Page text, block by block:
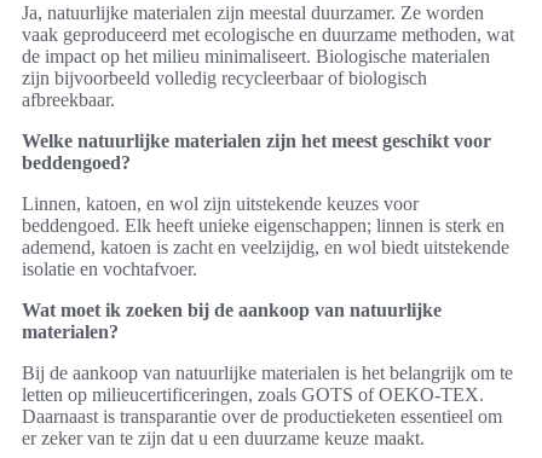
Ja, natuurlijke materialen zijn meestal duurzamer. Ze worden
vaak geproduceerd met ecologische en duurzame methoden, wat
de impact op het milieu minimaliseert. Biologische materialen
zijn bijvoorbeeld volledig recycleerbaar of biologisch
afbreekbaar.
Welke natuurlijke materialen zijn het meest geschikt voor
beddengoed?
Linnen, katoen, en wol zijn uitstekende keuzes voor
beddengoed. Elk heeft unieke eigenschappen; linnen is sterk en
ademend, katoen is zacht en veelzijdig, en wol biedt uitstekende
isolatie en vochtafvoer.
Wat moet ik zoeken bij de aankoop van natuurlijke
materialen?
Bij de aankoop van natuurlijke materialen is het belangrijk om te
letten op milieucertificeringen, zoals GOTS of OEKO-TEX.
Daarnaast is transparantie over de productieketen essentieel om
er zeker van te zijn dat u een duurzame keuze maakt.